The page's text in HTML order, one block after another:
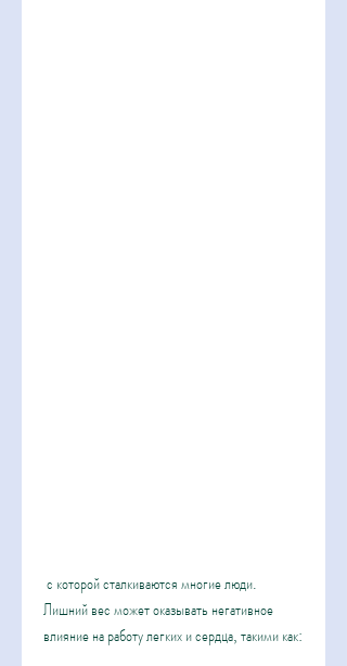
Лишний вес может оказывать негативное
влияние на работу легких и сердца, такими как: